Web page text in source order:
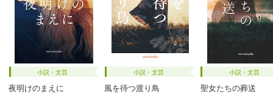
小説・文芸
夜明けのまえに
小説・文芸
風を待つ渡り鳥
小説・文芸
聖女たちの葬送